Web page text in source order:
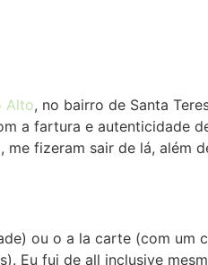
Alto, no bairro de Santa
a fartura e autenticidade
fizeram sair de lá, além
ou o a la carte (com um
Eu fui de all inclusive